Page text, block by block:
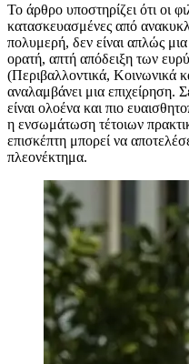
Το άρθρο υποστηρίζει ότι οι
κατασκευασμένες από
πολυμερή, δεν είναι απλώς
ορατή, απτή απόδειξη των
(Περιβαλλοντικά, Κοινωνικά
αναλαμβάνει μια επιχείρηση.
είναι ολοένα και πιο
η ενσωμάτωση τέτοιων
επισκέπτη μπορεί να
πλεονέκτημα.